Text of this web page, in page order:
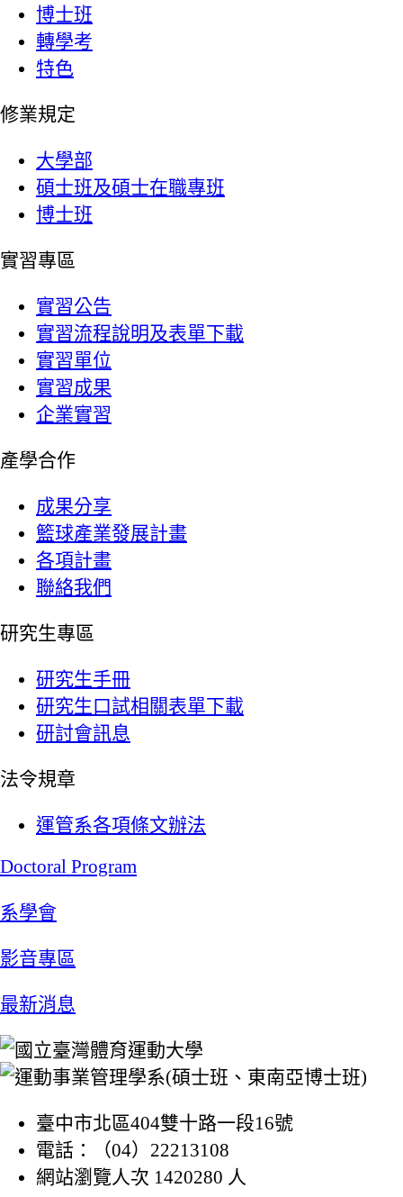
博士班
轉學考
特色
修業規定
大學部
碩士班及碩士在職專班
博士班
實習專區
實習公告
實習流程說明及表單下載
實習單位
實習成果
企業實習
產學合作
成果分享
籃球產業發展計畫
各項計畫
聯絡我們
研究生專區
研究生手冊
研究生口試相關表單下載
研討會訊息
法令規章
運管系各項條文辦法
Doctoral Program
系學會
影音專區
最新消息
臺中市北區404雙十路一段16號
電話：（04）22213108
網站瀏覽人次 1420280 人